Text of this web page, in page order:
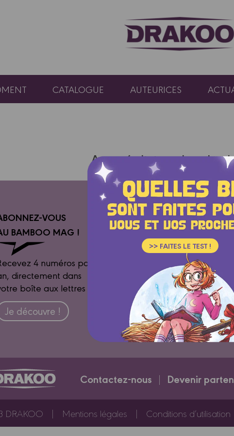
CATALOGUE AUTEURICES
Aucun résultat pour la
VOUS
BAMBOO MAG !
4 numéros par
directement dans
boîte aux lettres !
Je découvre !
Contactez-nous Devenir
DRAKOO Mentions légales Conditions d’utilisation
>> FAITES LE TEST !